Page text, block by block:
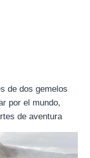
de dos gemelos
por el mundo,
de aventura